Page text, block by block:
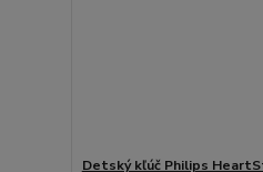
Detský kľúč Philips